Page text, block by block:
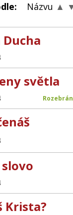
Názvu ▲
Ducha
světla
Krista?